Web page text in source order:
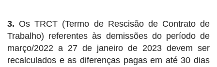
3.Os TRCT (Termo de Rescisão de Contrato de
Trabalho) referentes às demissões do período de
março/2022 a 27 de janeiro de 2023 devem ser
recalculados e as diferenças pagas em até 30 dias